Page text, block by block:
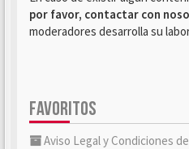
por favor, contactar con
moderadores desarrolla su
FAVORITOS
Aviso Legal y Condiciones